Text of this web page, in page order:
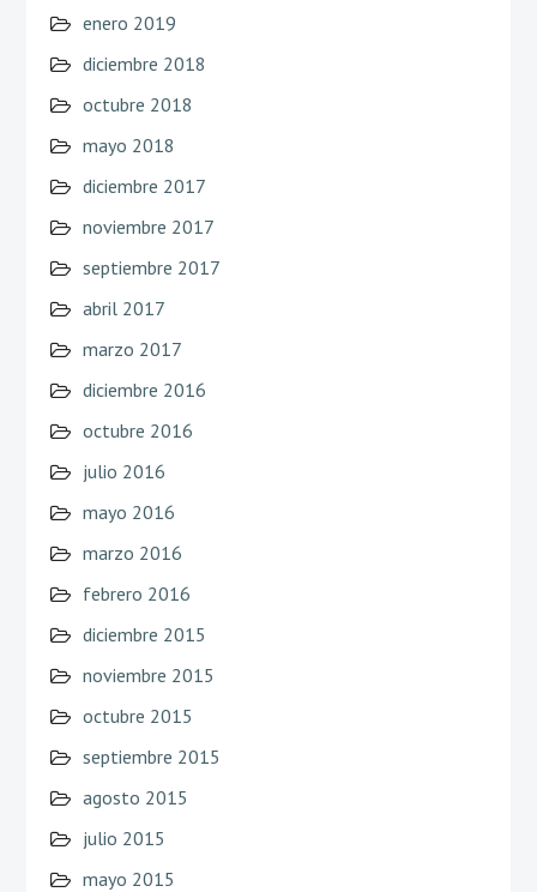
enero 2019
diciembre 2018
octubre 2018
mayo 2018
diciembre 2017
noviembre 2017
septiembre 2017
abril 2017
marzo 2017
diciembre 2016
octubre 2016
julio 2016
mayo 2016
marzo 2016
febrero 2016
diciembre 2015
noviembre 2015
octubre 2015
septiembre 2015
agosto 2015
julio 2015
mayo 2015